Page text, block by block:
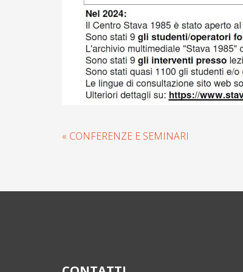
« CONFERENZE E SEMINARI